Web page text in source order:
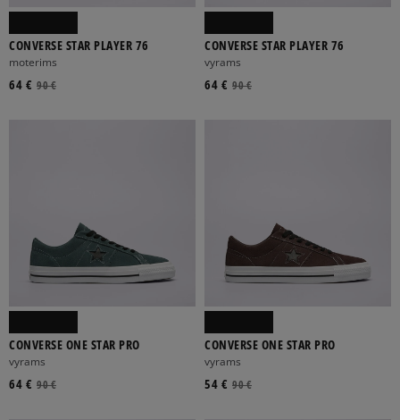
CONVERSE STAR PLAYER 76
moterims
90 €
64 €
CONVERSE STAR PLAYER 76
vyrams
90 €
64 €
CONVERSE ONE STAR PRO
vyrams
90 €
64 €
CONVERSE ONE STAR PRO
vyrams
90 €
54 €